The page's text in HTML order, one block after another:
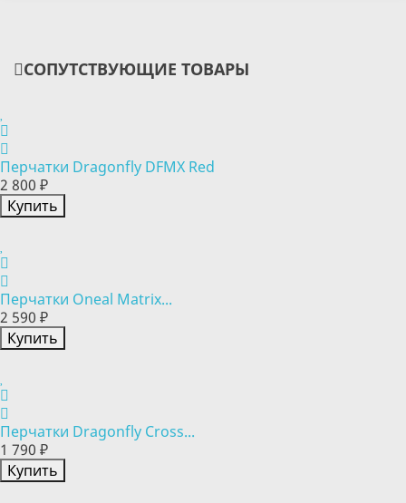
СОПУТСТВУЮЩИЕ ТОВАРЫ
Перчатки Dragonfly DFMX Red
2 800 ₽
Купить
Перчатки Oneal Matrix...
2 590 ₽
Купить
Перчатки Dragonfly Cross...
1 790 ₽
Купить